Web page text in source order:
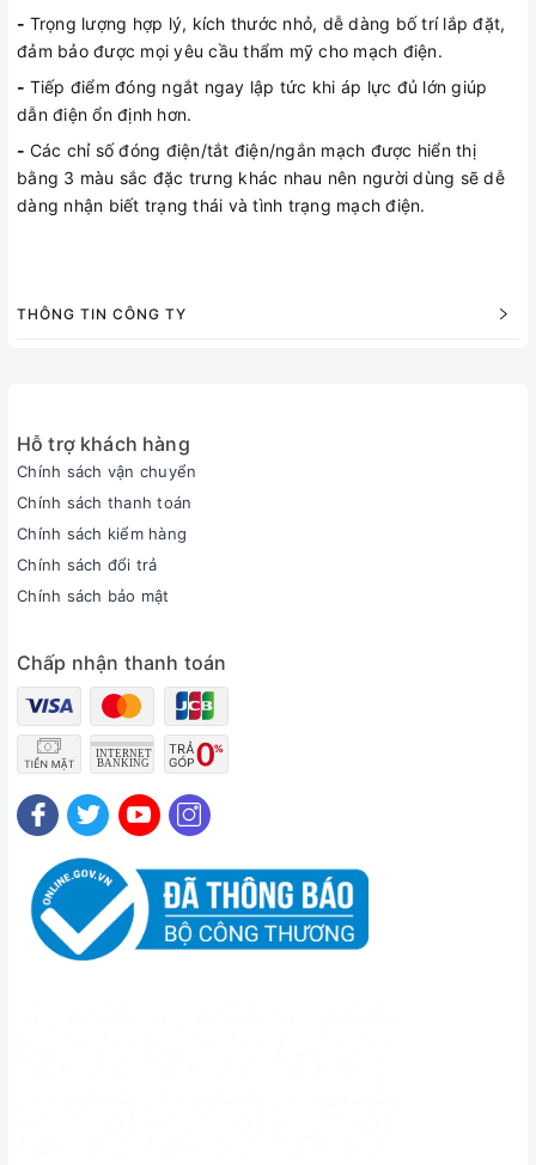
- Trọng lượng hợp lý, kích thước nhỏ, dễ dàng bố trí lắp đặt,
đảm bảo được mọi yêu cầu thẩm mỹ cho mạch điện.
- Tiếp điểm đóng ngắt ngay lập tức khi áp lực đủ lớn giúp
dẫn điện ổn định hơn.
- Các chỉ số đóng điện/tắt điện/ngắn mạch được hiển thị
bằng 3 màu sắc đặc trưng khác nhau nên người dùng sẽ dễ
dàng nhận biết trạng thái và tình trạng mạch điện.
THÔNG TIN CÔNG TY
Hỗ trợ khách hàng
Chính sách vận chuyển
Chính sách thanh toán
Chính sách kiểm hàng
Chính sách đổi trả
Chính sách bảo mật
Chấp nhận thanh toán